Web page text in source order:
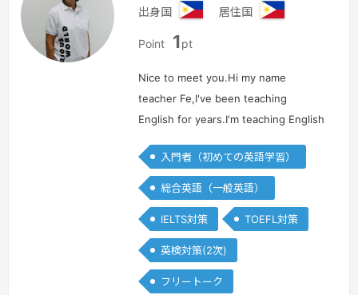
出身国
ィ
ピ
ン
居住国
ピ
ン
Point 1pt
Nice to meet you.Hi my name
teacher Fe,I've been teaching
English for years.I'm teaching English
Japanese, Koreans, Vietnamese,
Chinese, Russians and Arabian.I
enjoy…続きを見る »
入門者（初めての英語学習）
総合英語（一般英語）
IELTS対策 TOEFL対策
英検対策(2次)
フリートーク